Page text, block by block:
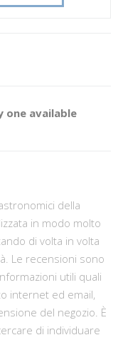
one available
della
in modo molto
di volta in volta
Le recensioni sono
utili quali
internet ed email,
del negozio. È
di individuare